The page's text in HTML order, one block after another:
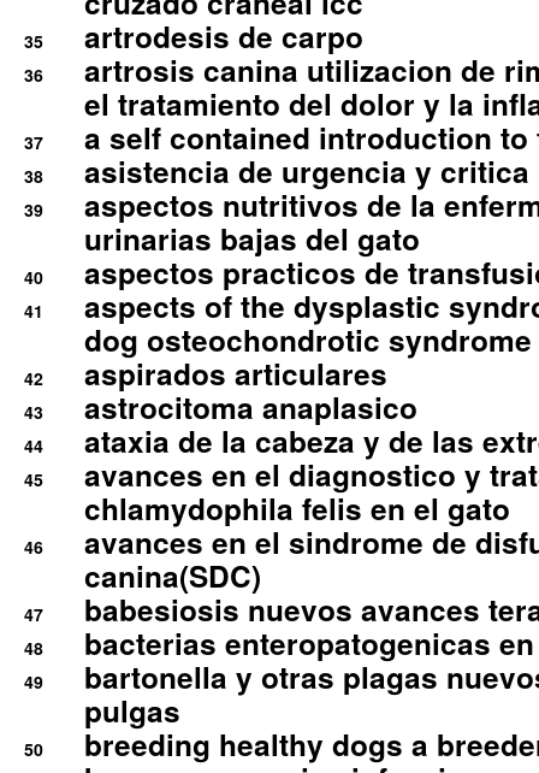
35 artrodesis de carpo
36
artrosis canina utilizacion de
el tratamiento del dolor y la
37 a self contained introduction
38 asistencia de urgencia y
39
aspectos nutritivos de la
urinarias bajas del gato
40 aspectos practicos de
41
aspects of the dysplastic
dog osteochondrotic syndrome
42 aspirados articulares
43 astrocitoma anaplasico
44 ataxia de la cabeza y de las
45
avances en el diagnostico y
chlamydophila felis en el gato
46
avances en el sindrome de
canina(SDC)
47 babesiosis nuevos avances
48 bacterias enteropatogenicas
49
bartonella y otras plagas
pulgas
50 breeding healthy dogs a